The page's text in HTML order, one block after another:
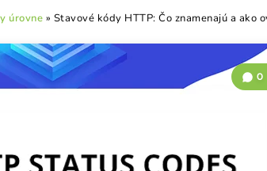
úrovne » Stavové kódy HTTP: Čo znamenajú a
0